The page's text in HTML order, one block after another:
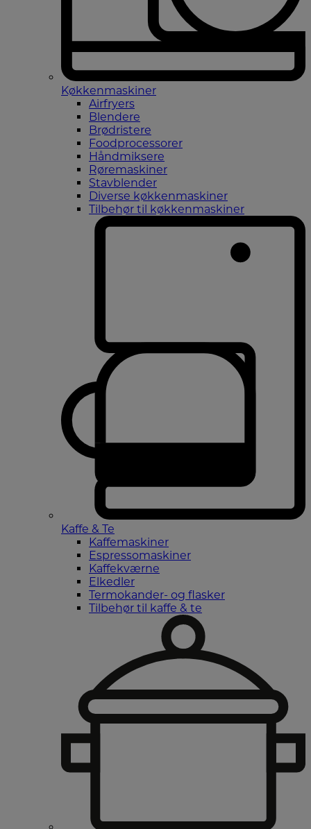
Køkkenmaskiner
Airfryers
Blendere
Brødristere
Foodprocessorer
Håndmiksere
Røremaskiner
Stavblender
Diverse køkkenmaskiner
Tilbehør til køkkenmaskiner
Kaffe & Te
Kaffemaskiner
Espressomaskiner
Kaffekværne
Elkedler
Termokander- og flasker
Tilbehør til kaffe & te